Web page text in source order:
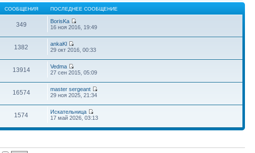
СООБЩЕНИЯ ПОСЛЕДНЕЕ СООБЩЕНИЕ
349
BorisKa
16 ноя 2016, 19:49
1382
ankaKl
29 окт 2016, 00:33
13914
Vedma
27 сен 2015, 05:09
16574
master sergeant
29 ноя 2025, 21:34
1574
Искательница
17 май 2026, 03:13